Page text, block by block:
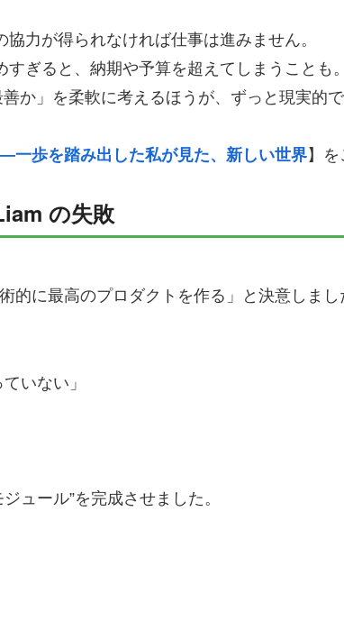
力が得られなければ仕事は進みません。
すぎると、納期や予算を超えてしまうことも。
か」を柔軟に考えるほうが、ずっと現実的で
一歩を踏み出した私が見た、新しい世界】を
の失敗
に最高のプロダクトを作る」と決意しまし
いない」
ュール”を完成させました。